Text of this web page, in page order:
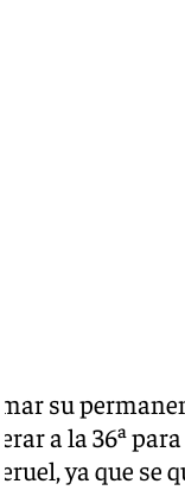
su
a la 36ª
ya que